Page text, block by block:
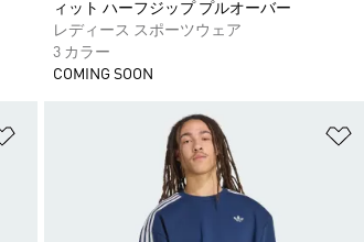
ィット ハーフジップ プルオーバー
レディース スポーツウェア
3 カラー
COMING SOON
ほしいものリストに追加